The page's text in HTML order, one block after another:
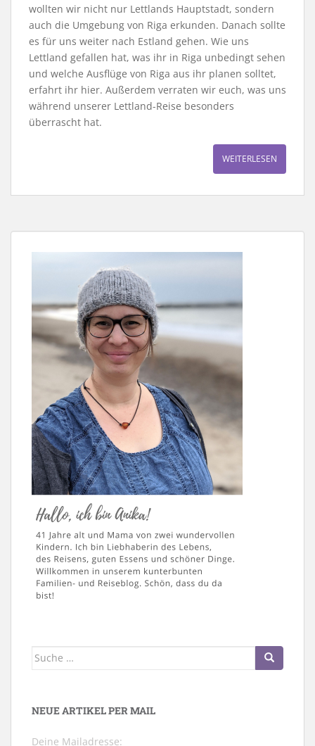
wollten wir nicht nur Lettlands Hauptstadt, sondern
auch die Umgebung von Riga erkunden. Danach sollte
es für uns weiter nach Estland gehen. Wie uns
Lettland gefallen hat, was ihr in Riga unbedingt sehen
und welche Ausflüge von Riga aus ihr planen solltet,
erfahrt ihr hier. Außerdem verraten wir euch, was uns
während unserer Lettland-Reise besonders
überrascht hat.
WEITERLESEN
Suche
NEUE ARTIKEL PER MAIL
Deine Mailadresse: